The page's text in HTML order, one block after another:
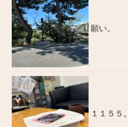
願い。
１１５５。